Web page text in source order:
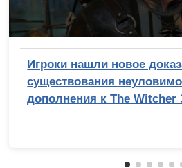
Игроки нашли новое
существования
дополнения к The Witcher